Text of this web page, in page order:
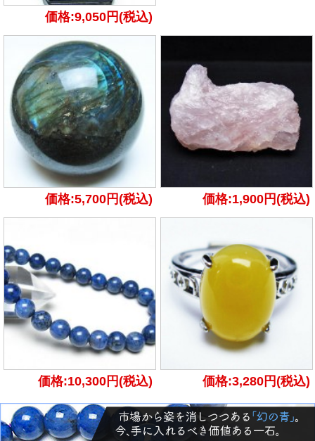
価格:9,050円(税込)
価格:5,700円(税込) 価格:1,900円(税込)
価格:10,300円(税込) 価格:3,280円(税込)